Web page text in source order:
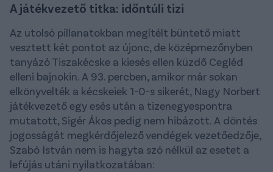
A játékvezető titka: időntúli tizi
Az utolsó pillanatokban megítélt büntető miatt
vesztett két pontot az újonc, de középmezőnyben
tanyázó Tiszakécske a kiesés ellen küzdő Cegléd
elleni bajnokin. A 93. percben, amikor már sokan
elkönyvelték a kécskeiek 1-0-s sikerét, Nagy Norbert
játékvezető egy esés után a tizenegyespontra
mutatott, Sigér Ákos pedig nem hibázott. A döntés
jogosságát megkérdőjelező vendégek vezetőedzője,
Szabó István nem is hagyta szó nélkül az esetet a
lefújás utáni nyilatkozatában: